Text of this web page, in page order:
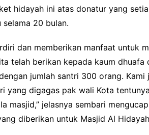
hidayah ini atas donatur yang
selama 20 bulan.
dan memberikan manfaat untuk
telah berikan kepada kaum dhuafa
jumlah santri 300 orang. Kami
yang digagas pak wali Kota
masjid,” jelasnya sembari
diberikan untuk Masjid Al